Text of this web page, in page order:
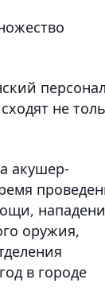
не
акушер-
оружия,
в городе